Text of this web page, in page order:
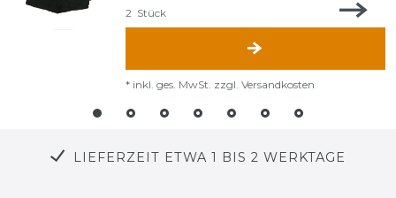
2 Stück
* inkl. ges. MwSt. zzgl. Versandkosten
LIEFERZEIT ETWA 1 BIS 2 WERKTAGE